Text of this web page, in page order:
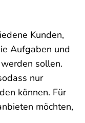
Kunden,
Aufgaben und
sollen.
nur
können. Für
möchten,